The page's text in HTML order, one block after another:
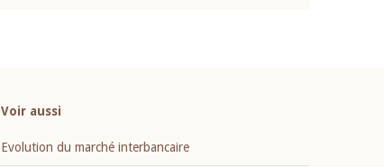
Voir aussi
Evolution du marché interbancaire